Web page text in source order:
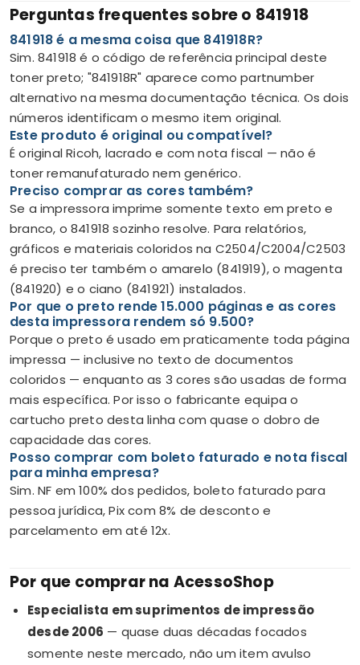
Perguntas frequentes sobre o 841918
841918 é a mesma coisa que 841918R?
Sim. 841918 é o código de referência principal deste
toner preto; "841918R" aparece como partnumber
alternativo na mesma documentação técnica. Os dois
números identificam o mesmo item original.
Este produto é original ou compatível?
É original Ricoh, lacrado e com nota fiscal — não é
toner remanufaturado nem genérico.
Preciso comprar as cores também?
Se a impressora imprime somente texto em preto e
branco, o 841918 sozinho resolve. Para relatórios,
gráficos e materiais coloridos na C2504/C2004/C2503
é preciso ter também o amarelo (841919), o magenta
(841920) e o ciano (841921) instalados.
Por que o preto rende 15.000 páginas e as cores
desta impressora rendem só 9.500?
Porque o preto é usado em praticamente toda página
impressa — inclusive no texto de documentos
coloridos — enquanto as 3 cores são usadas de forma
mais específica. Por isso o fabricante equipa o
cartucho preto desta linha com quase o dobro de
capacidade das cores.
Posso comprar com boleto faturado e nota fiscal
para minha empresa?
Sim. NF em 100% dos pedidos, boleto faturado para
pessoa jurídica, Pix com 8% de desconto e
parcelamento em até 12x.
Por que comprar na AcessoShop
Especialista em suprimentos de impressão
desde 2006 — quase duas décadas focados
somente neste mercado, não um item avulso